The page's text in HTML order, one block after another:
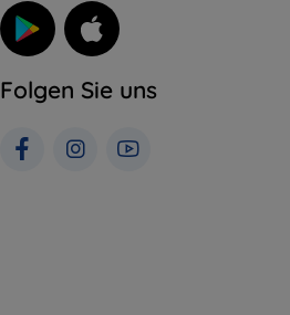
Folgen Sie uns